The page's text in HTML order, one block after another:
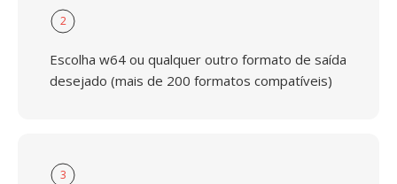
2
Escolha w64 ou qualquer outro formato de saída
desejado (mais de 200 formatos compatíveis)
3